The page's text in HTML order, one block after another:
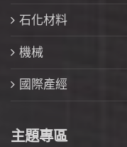
石化材料
機械
國際產經
主題專區